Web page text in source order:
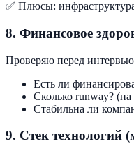
✅ Плюсы:
8. Финансовое
Проверяю перед
Есть ли
Сколько runway? (на
Стабильна ли
9. Стек технологий